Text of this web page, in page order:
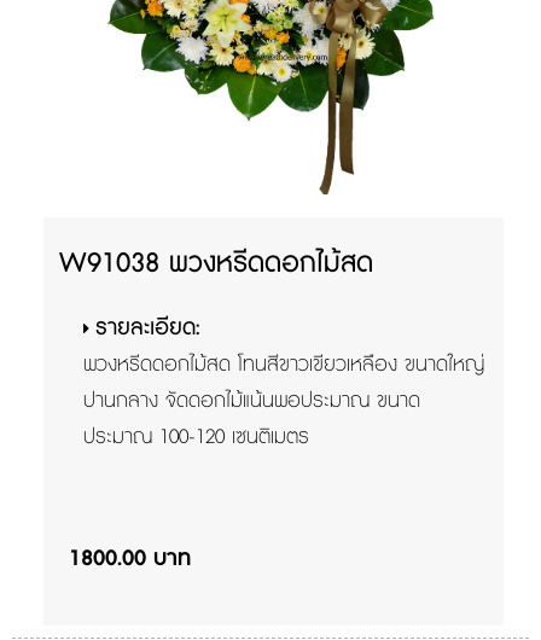
W91038 พวงหรีดดอกไม้สด
รายละเอียด:
พวงหรีดดอกไม้สด โทนสีขาวเขียวเหลือง ขนาดใหญ่
ปานกลาง จัดดอกไม้แน้นพอประมาณ ขนาด
ประมาณ 100-120 เซนติเมตร
1800.00 บาท